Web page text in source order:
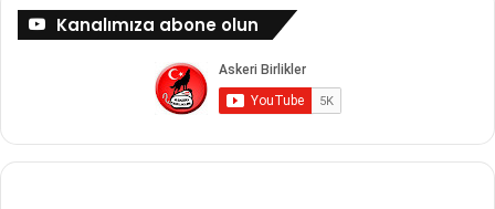
Kanalımıza abone olun